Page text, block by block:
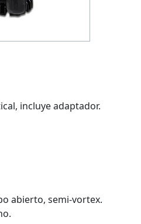
incluye adaptador.
abierto, semi-vortex.